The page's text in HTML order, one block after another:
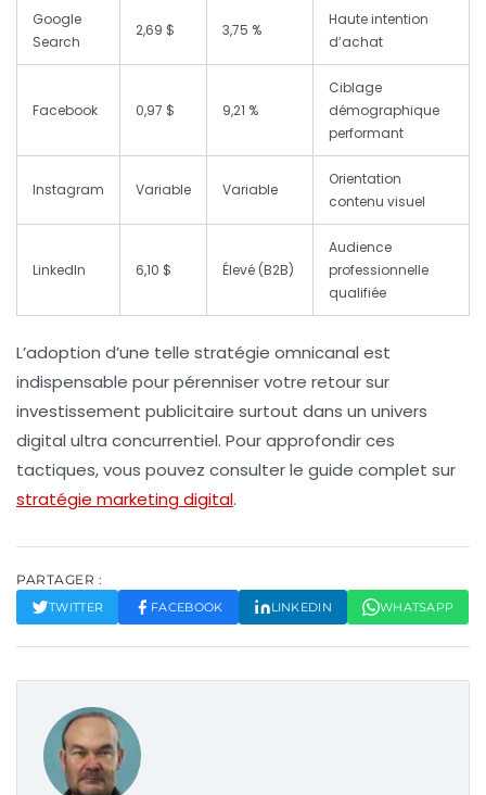
Google
Search
2,69 $ 3,75 %
Haute intention
d’achat
Facebook 0,97 $ 9,21 %
Ciblage
démographique
performant
Instagram Variable Variable
Orientation
contenu visuel
LinkedIn 6,10 $ Élevé (B2B)
Audience
professionnelle
qualifiée
L’adoption d’une telle stratégie omnicanal est
indispensable pour pérenniser votre retour sur
investissement publicitaire surtout dans un univers
digital ultra concurrentiel. Pour approfondir ces
tactiques, vous pouvez consulter le guide complet sur
stratégie marketing digital.
PARTAGER :
TWITTER FACEBOOK LINKEDIN WHATSAPP